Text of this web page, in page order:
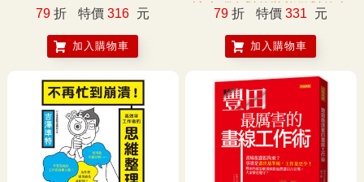
79 折 特價 316 元
加入購物車
讓大腦在對的狀態做對的事
79 折 特價 331 元
加入購物車